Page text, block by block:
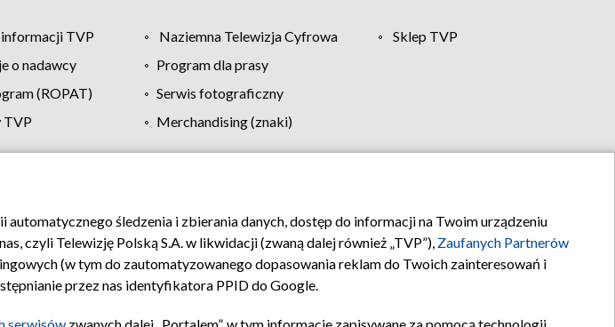
TVP Naziemna Telewizja Cyfrowa
Sklep TVP
o nadawcy
Program dla prasy
(ROPAT)
Serwis fotograficzny
TVP
Merchandising (znaki)
zgody Pomoc Biuro reklamy Kontakt
śledzenia i zbierania danych, dostęp do informacji na Twoim urządzeniu
czyli Telewizję Polską S.A. w likwidacji (zwaną dalej również „TVP”), Zaufanych Partnerów
(w tym do zautomatyzowanego dopasowania reklam do Twoich zainteresowań i
przez nas identyfikatora PPID do Google.